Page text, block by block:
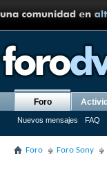
Foro
Nuevos mensajes FAQ
Foro Foro Sony